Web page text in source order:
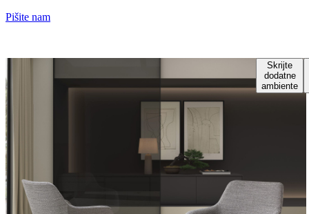
Pišite nam
Skrijte
dodatne
ambiente